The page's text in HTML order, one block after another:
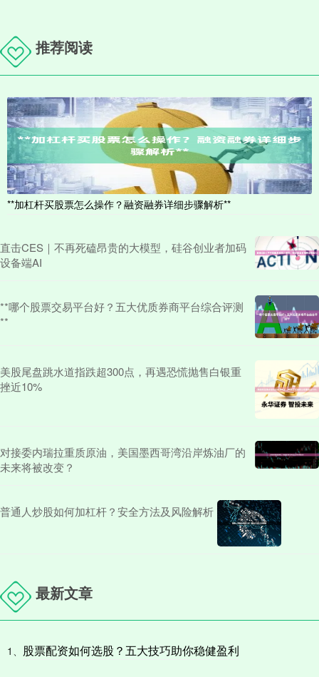
推荐阅读
**加杠杆买股票怎么操作？融资融券详细步骤解析**
直击CES｜不再死磕昂贵的大模型，硅谷创业者加码
设备端AI
**哪个股票交易平台好？五大优质券商平台综合评测
**
美股尾盘跳水道指跌超300点，再遇恐慌抛售白银重
挫近10%
对接委内瑞拉重质原油，美国墨西哥湾沿岸炼油厂的
未来将被改变？
普通人炒股如何加杠杆？安全方法及风险解析
最新文章
1、 股票配资如何选股？五大技巧助你稳健盈利